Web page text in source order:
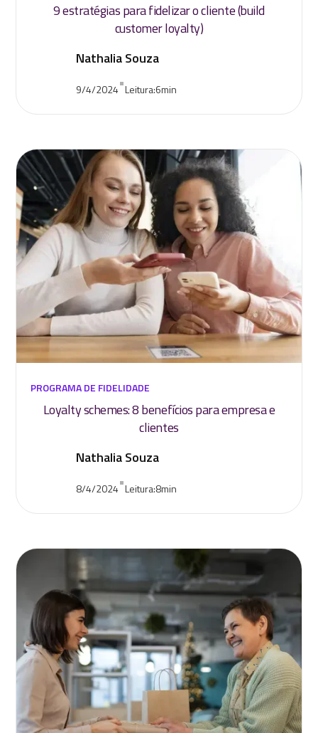
9 estratégias para fidelizar o cliente (build
customer loyalty)
Nathalia Souza
9/4/2024•Leitura:6min
PROGRAMA DE FIDELIDADE
Loyalty schemes: 8 benefícios para empresa e
clientes
Nathalia Souza
8/4/2024•Leitura:8min